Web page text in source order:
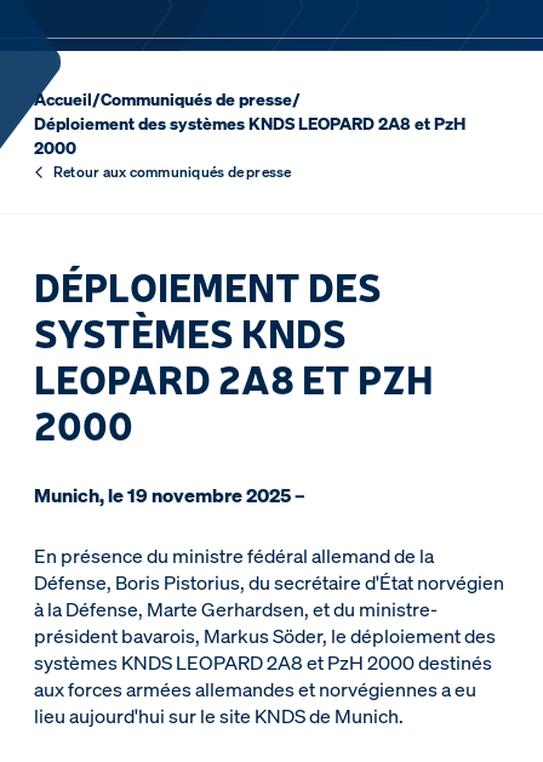
Accueil/Communiqués de presse/
Déploiement des systèmes KNDS LEOPARD 2A8 et PzH
2000
Retour aux communiqués de presse
DÉPLOIEMENT DES
SYSTÈMES KNDS
LEOPARD 2A8 ET PZH
2000
Munich, le 19 novembre 2025 –
En présence du ministre fédéral allemand de la
Défense, Boris Pistorius, du secrétaire d'État norvégien
à la Défense, Marte Gerhardsen, et du ministre-
président bavarois, Markus Söder, le déploiement des
systèmes KNDS LEOPARD 2A8 et PzH 2000 destinés
aux forces armées allemandes et norvégiennes a eu
lieu aujourd'hui sur le site KNDS de Munich.